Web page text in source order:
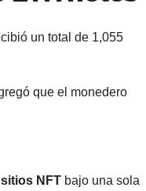
un total de 1,055
que el monedero
NFT bajo una sola